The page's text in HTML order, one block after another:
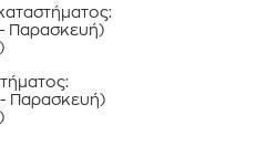
Παρασκευή)
Παρασκευή)